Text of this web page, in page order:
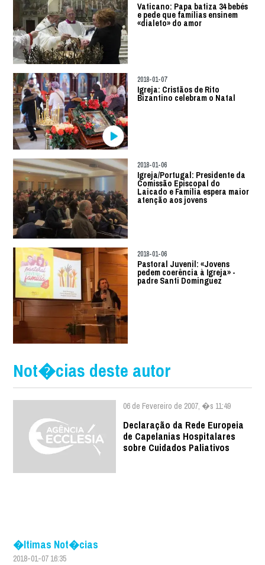
Vaticano: Papa batiza 34 bebés
e pede que famílias ensinem
«dialeto» do amor
2018-01-07
Igreja: Cristãos de Rito
Bizantino celebram o Natal
2018-01-06
Igreja/Portugal: Presidente da
Comissão Episcopal do
Laicado e Família espera maior
atenção aos jovens
2018-01-06
Pastoral Juvenil: «Jovens
pedem coerência à Igreja» -
padre Santi Dominguez
Not�cias deste autor
06 de Fevereiro de 2007, �s 11:49
Declaração da Rede Europeia
de Capelanias Hospitalares
sobre Cuidados Paliativos
�ltimas Not�cias
2018-01-07 16:35